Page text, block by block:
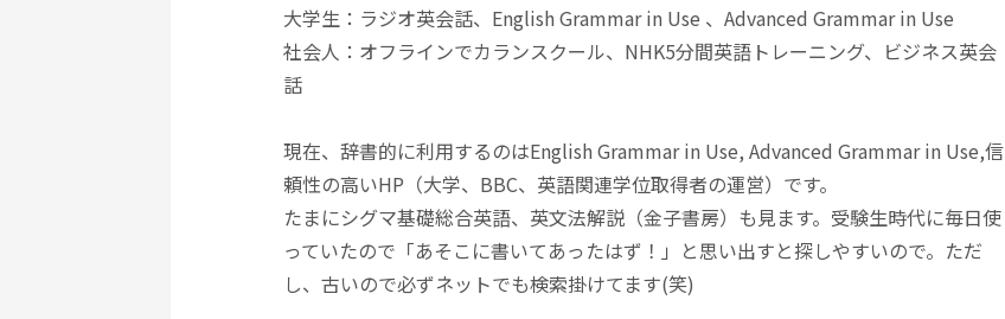
大学生：ラジオ英会話、English Grammar in Use 、Advanced Grammar in Use
社会人：オフラインでカランスクール、NHK5分間英語トレーニング、ビジネス英会
話
現在、辞書的に利用するのはEnglish Grammar in Use, Advanced Grammar in Use,信
頼性の高いHP（大学、BBC、英語関連学位取得者の運営）です。
たまにシグマ基礎総合英語、英文法解説（金子書房）も見ます。受験生時代に毎日使
っていたので「あそこに書いてあったはず！」と思い出すと探しやすいので。ただ
し、古いので必ずネットでも検索掛けてます(笑)